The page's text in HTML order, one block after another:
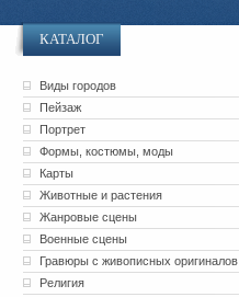
КАТАЛОГ
Виды городов
Пейзаж
Портрет
Формы, костюмы, моды
Карты
Животные и растения
Жанровые сцены
Военные сцены
Гравюры с живописных оригиналов
Религия